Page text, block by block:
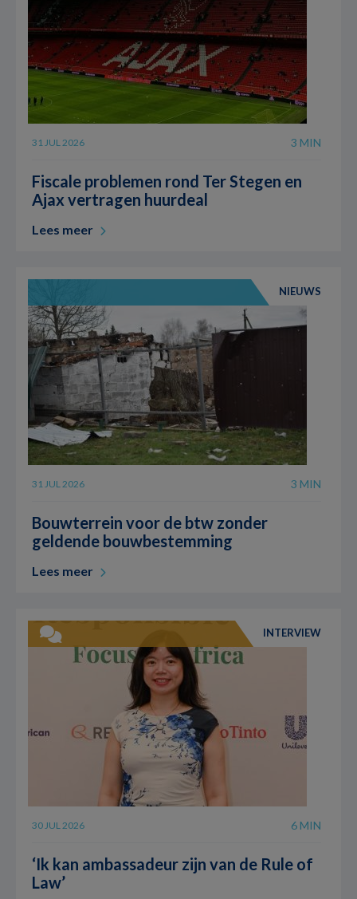
31 JUL 2026 3 MIN
Fiscale problemen rond Ter Stegen en
Ajax vertragen huurdeal
Lees meer
NIEUWS
31 JUL 2026 3 MIN
Bouwterrein voor de btw zonder
geldende bouwbestemming
Lees meer
INTERVIEW
30 JUL 2026 6 MIN
‘Ik kan ambassadeur zijn van de Rule of
Law’